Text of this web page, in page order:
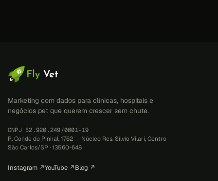
Marketing com dados para clínicas, hospitais e
negócios pet que querem crescer sem chute.
CNPJ 52.920.249/0001-19
R. Conde do Pinhal, 1762 — Núcleo Res. Sílvio Vilari, Centro
São Carlos/SP · 13560-648
Instagram ↗YouTube ↗Blog ↗